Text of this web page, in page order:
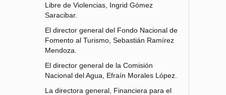
Libre de Violencias, Ingrid Gómez
Saracibar.
El director general del Fondo Nacional de
Fomento al Turismo, Sebastián Ramírez
Mendoza.
El director general de la Comisión
Nacional del Agua, Efraín Morales López.
La directora general, Financiera para el